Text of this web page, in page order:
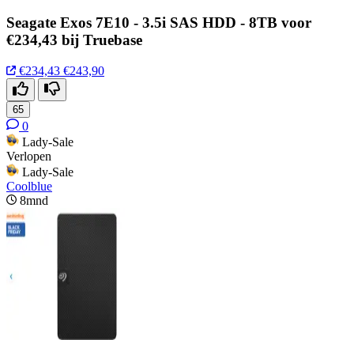
Seagate Exos 7E10 - 3.5i SAS HDD - 8TB voor
€234,43 bij Truebase
€234,43 €243,90
65
0
Lady-Sale
Verlopen
Lady-Sale
Coolblue
8mnd